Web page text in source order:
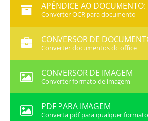
APÊNDICE AO DOCUMENTO:
Converter OCR para documento
CONVERSOR DE
Converter documentos do office
CONVERSOR DE IMAGEM
Converter formato de imagem
PDF PARA IMAGEM
Converta pdf para qualquer